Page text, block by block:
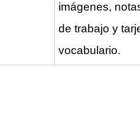
imágenes,
de trabajo y
vocabulario.